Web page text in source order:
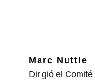
Marc Nuttle
Dirigió el